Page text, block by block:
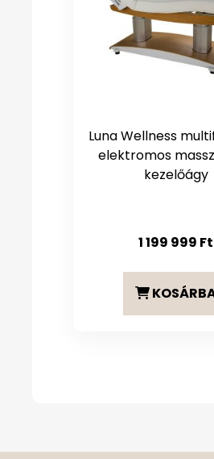
Luna Wellness
elektromos
kezelőágy
1 199 999 Ft